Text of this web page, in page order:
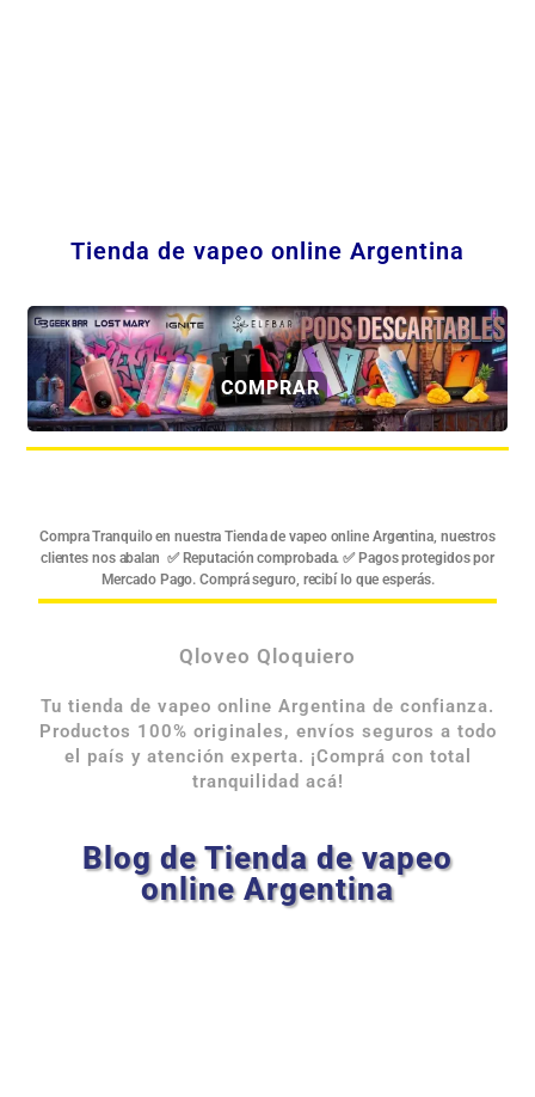
Tienda de vapeo online Argentina
COMPRAR
Compra Tranquilo en nuestra Tienda de vapeo online Argentina, nuestros
clientes nos abalan ✅ Reputación comprobada. ✅ Pagos protegidos por
Mercado Pago. Comprá seguro, recibí lo que esperás.
Qloveo Qloquiero
Tu tienda de vapeo online Argentina de confianza.
Productos 100% originales, envíos seguros a todo
el país y atención experta. ¡Comprá con total
tranquilidad acá!
Blog de Tienda de vapeo
online Argentina